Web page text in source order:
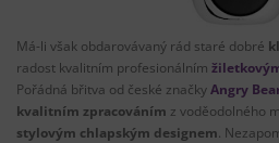
Má-li však obdarovávaný rád staré dobré
radost kvalitním profesionálním
Pořádná břitva od české značkyAngry
kvalitním zpracováním z voděodolného
stylovým chlapským designem.